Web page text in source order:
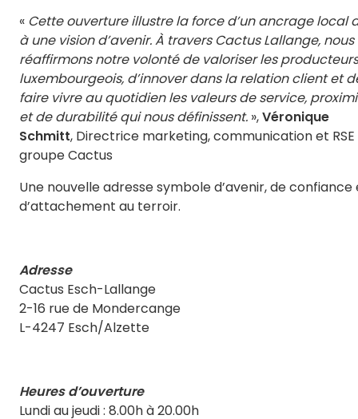
« Cette ouverture illustre la force d’un ancrage local
à une vision d’avenir. À travers Cactus Lallange, nous
réaffirmons notre volonté de valoriser les producteurs
luxembourgeois, d’innover dans la relation client et
faire vivre au quotidien les valeurs de service,
et de durabilité qui nous définissent. »,Véronique
Schmitt, Directrice marketing, communication et RSE
groupe Cactus
Une nouvelle adresse symbole d’avenir, de confiance
d’attachement au terroir.
Adresse
Cactus Esch-Lallange
2-16 rue de Mondercange
L-4247 Esch/Alzette
Heures d’ouverture
Lundi au jeudi : 8.00h à 20.00h